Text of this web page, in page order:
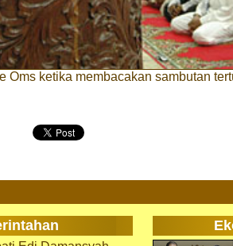
Oms ketika membacakan sambutan